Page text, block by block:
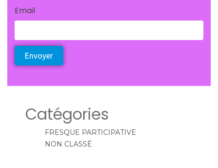
Email
Envoyer
Catégories
FRESQUE PARTICIPATIVE
NON CLASSÉ